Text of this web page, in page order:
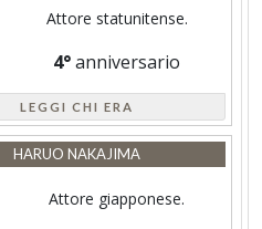
Attore statunitense.
4°anniversario
LEGGI CHI ERA
HARUO NAKAJIMA
Attore giapponese.